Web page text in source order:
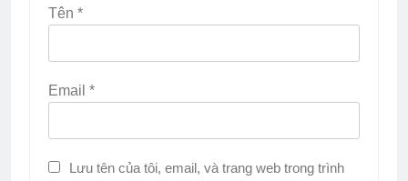
Tên *
Email *
Lưu tên của tôi, email, và trang web trong trình